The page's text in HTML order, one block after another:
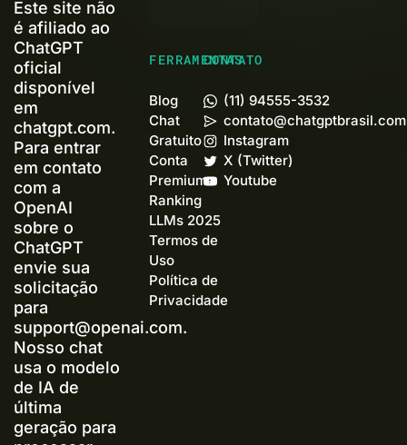
Este site não
é afiliado ao
ChatGPT
oficial
disponível
em
chatgpt.com.
Para entrar
em contato
com a
OpenAI
sobre o
ChatGPT
envie sua
solicitação
para
support@openai.com.
Nosso chat
usa o modelo
de IA de
última
geração para
FERRAMENTAS
Blog
Chat
Gratuito
Conta
Premium+
Ranking
LLMs 2025
Termos de
Uso
Política de
Privacidade
CONTATO
(11) 94555-3532
Instagram
X (Twitter)
Youtube